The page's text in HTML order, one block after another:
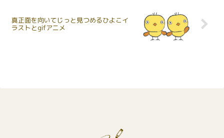
真正面を向いてじっと見つめるひよこイ
ラストとgifアニメ